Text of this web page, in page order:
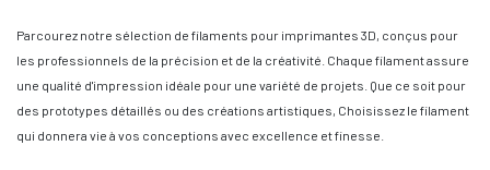
Parcourez notre sélection de filaments pour imprimantes 3D, conçus pour
les professionnels de la précision et de la créativité. Chaque filament assure
une qualité d'impression idéale pour une variété de projets. Que ce soit pour
des prototypes détaillés ou des créations artistiques, Choisissez le filament
qui donnera vie à vos conceptions avec excellence et finesse.